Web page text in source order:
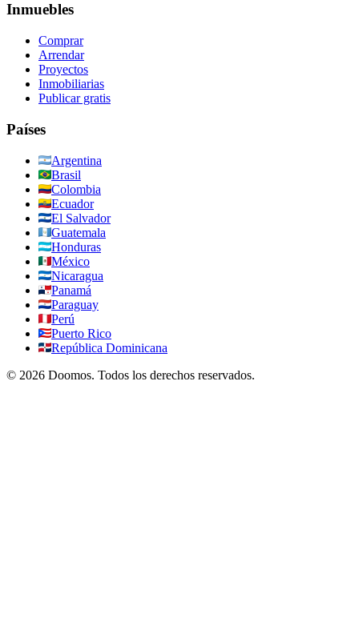
Inmuebles
Comprar
Arrendar
Proyectos
Inmobiliarias
Publicar gratis
Países
Argentina
Brasil
Colombia
Ecuador
El Salvador
Guatemala
Honduras
México
Nicaragua
Panamá
Paraguay
Perú
Puerto Rico
República Dominicana
© 2026 Doomos. Todos los derechos reservados.